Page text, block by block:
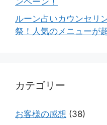
ルーン占いカウンセリ
祭！人気のメニューが
カテゴリー
お客様の感想 (38)